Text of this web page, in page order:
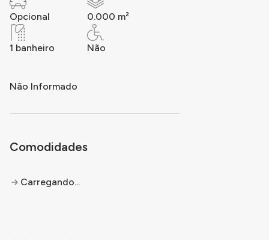
Opcional 0.000 m²
1 banheiro Não
Não Informado
Comodidades
Carregando...